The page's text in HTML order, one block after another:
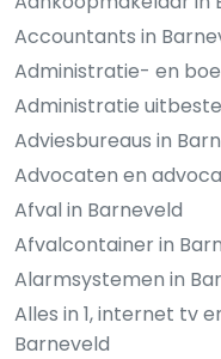
Accountants in
Administratie- en
Administratie
Adviesbureaus in
Advocaten en
Afval in Barneveld
Afvalcontainer in
Alarmsystemen in
Alles in 1, internet tv
Barneveld